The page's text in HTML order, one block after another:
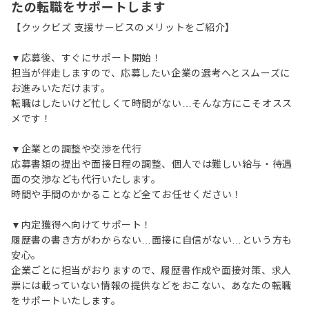
たの転職をサポートします
【クックビズ 支援サービスのメリットをご紹介】
▼応募後、すぐにサポート開始！
担当が伴走しますので、応募したい企業の選考へとスムーズに
お進みいただけます。
転職はしたいけど忙しくて時間がない…そんな方にこそオスス
メです！
▼企業との調整や交渉を代行
応募書類の提出や面接日程の調整、個人では難しい給与・待遇
面の交渉なども代行いたします。
時間や手間のかかることなど全てお任せください！
▼内定獲得へ向けてサポート！
履歴書の書き方がわからない…面接に自信がない…という方も
安心。
企業ごとに担当がおりますので、履歴書作成や面接対策、求人
票には載っていない情報の提供などをおこない、あなたの転職
をサポートいたします。